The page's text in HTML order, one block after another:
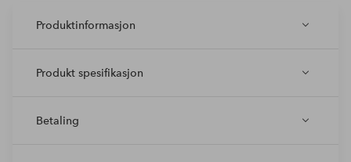
Produktinformasjon
Produkt spesifikasjon
Betaling